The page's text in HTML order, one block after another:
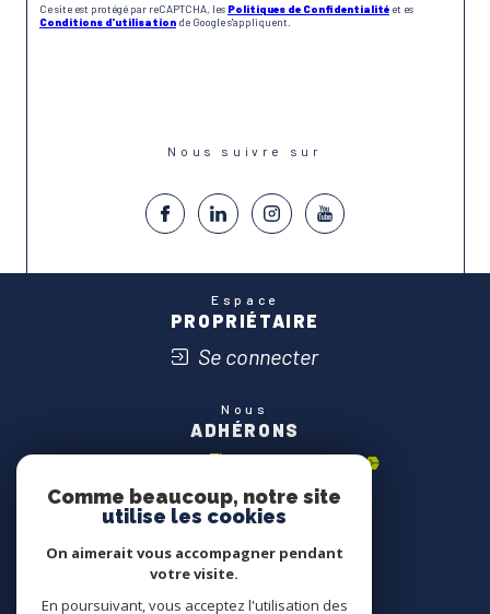
Ce site est protégé par reCAPTCHA, les Politiques de Confidentialité et es
Conditions d'utilisation de Google s'appliquent.
Nous suivre sur
Espace
PROPRIÉTAIRE
Se connecter
Nous
ADHÉRONS
Comme beaucoup, notre site
utilise les cookies
On aimerait vous accompagner pendant
votre visite.
En poursuivant, vous acceptez l'utilisation des